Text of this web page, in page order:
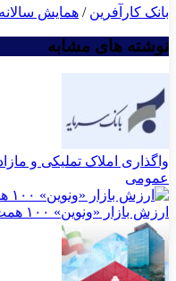
بانک کارآفرین / همایش
نوشته های مشابه
واگذاری املاک تملیکی و
عمومی
ارزش بازار «ونوین» ۱۰۰ همت شد